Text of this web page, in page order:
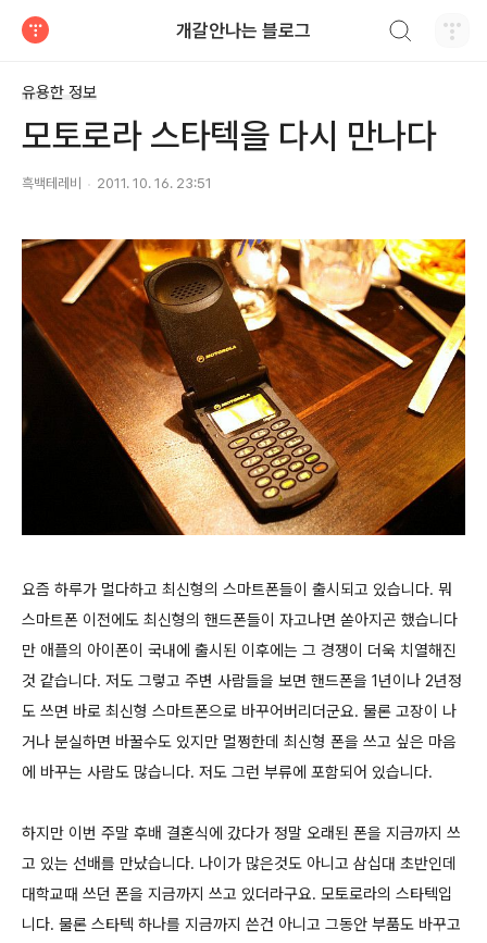
개갈안나는 블로그
유용한 정보
모토로라 스타텍을 다시 만나다
흑백테레비 2011. 10. 16. 23:51
요즘 하루가 멀다하고 최신형의 스마트폰들이 출시되고 있습니다. 뭐
스마트폰 이전에도 최신형의 핸드폰들이 자고나면 쏟아지곤 했습니다
만 애플의 아이폰이 국내에 출시된 이후에는 그 경쟁이 더욱 치열해진
것 같습니다. 저도 그렇고 주변 사람들을 보면 핸드폰을 1년이나 2년정
도 쓰면 바로 최신형 스마트폰으로 바꾸어버리더군요. 물론 고장이 나
거나 분실하면 바꿀수도 있지만 멀쩡한데 최신형 폰을 쓰고 싶은 마음
에 바꾸는 사람도 많습니다. 저도 그런 부류에 포함되어 있습니다.
하지만 이번 주말 후배 결혼식에 갔다가 정말 오래된 폰을 지금까지 쓰
고 있는 선배를 만났습니다. 나이가 많은것도 아니고 삼십대 초반인데
대학교때 쓰던 폰을 지금까지 쓰고 있더라구요. 모토로라의 스타텍입
니다. 물론 스타텍 하나를 지금까지 쓴건 아니고 그동안 부품도 바꾸고